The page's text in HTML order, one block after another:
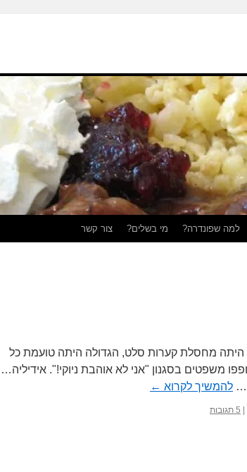
למה שפונדרה? מי בשלים? צור קשר
הקטנה היתה מחסלת קערות סלט, הגדולה היתה טועמת כל
משפטים בסגנון "אני לא אוהבת ניוקי!". אידיליה…
להמשיך לקרוא ←
5 תגובות